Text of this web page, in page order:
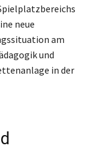
neue
am
und
in der